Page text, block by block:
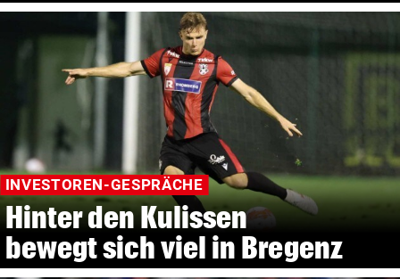
INVESTOREN-GESPRÄCHE
Hinter den Kulissen
bewegt sich viel in Bregenz